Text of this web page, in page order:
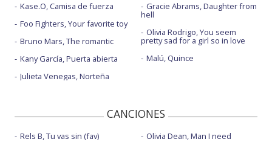
Kase.O, Camisa de fuerza
Foo Fighters, Your favorite toy
Bruno Mars, The romantic
Kany García, Puerta abierta
Julieta Venegas, Norteña
Gracie Abrams, Daughter from
hell
Olivia Rodrigo, You seem
pretty sad for a girl so in love
Malú, Quince
CANCIONES
Rels B, Tu vas sin (fav) Olivia Dean, Man I need